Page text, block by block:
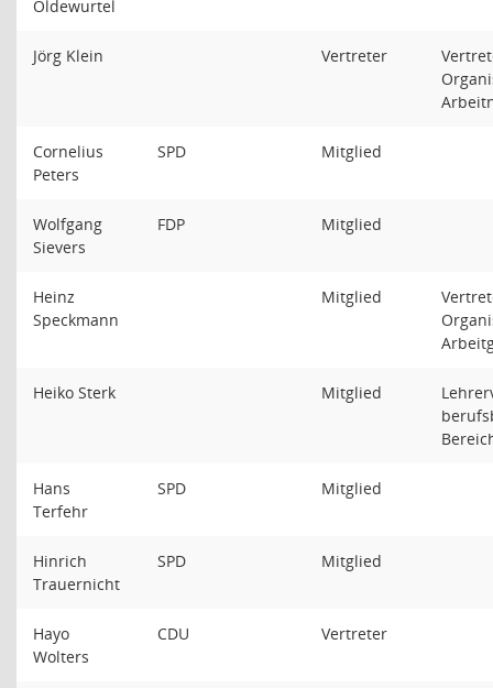
Oldewurtel
Jörg Klein Vertreter
Cornelius
Peters
SPD Mitglied
Wolfgang
Sievers
FDP Mitglied
Heinz
Speckmann
Mitglied
Heiko Sterk Mitglied
Hans
Terfehr
SPD Mitglied
Hinrich
Trauernicht
SPD Mitglied
Hayo
Wolters
CDU Vertreter